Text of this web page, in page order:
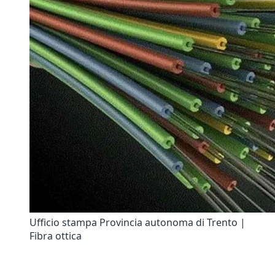
Ufficio stampa Provincia autonoma di Trento |
Fibra ottica